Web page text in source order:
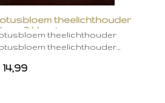
theelichthouder
2 kleurigtheelichthouder
theelichthouder…